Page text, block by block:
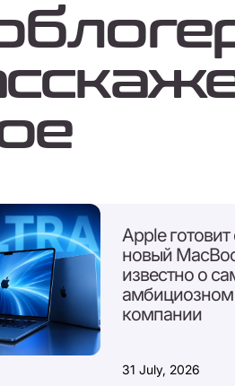
Apple
новый
известно о
амбициозном
компании
31 July, 2026